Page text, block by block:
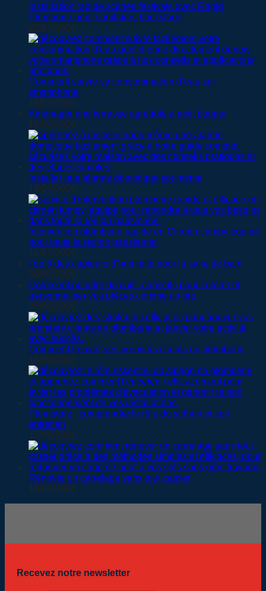
Installation rapide scènes festivals avec Rapid
Plomberie pour sanitaires backstage
22/07/2026
Comment suivre sa consommation d’eau sur
smartphone
19/07/2026
Aménager une terrasse agréable à petit budget
16/07/2026
Installer une alarme domotique soi-même
13/07/2026
Intervention plomberie rapide en Citroën Jumpy équipé
pour toute la région parisienne
12/07/2026
Top 5 des capteurs d’humidité pour la salle de bain
08/07/2026
Comment peindre du cuir : conseils pour colorer et
personnaliser vos pièces comme un pro.
20/06/2026
Comment trouver ses premiers clients en plomberie
18/06/2026
Plomberie : comprendre le rôle du siphon et son
entretien
17/06/2026
Rénover un carrelage sans tout casser
13/05/2026
Recevez notre newsletter